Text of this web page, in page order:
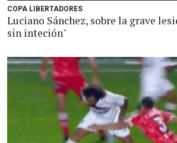
COPA LIBERTADORES
Luciano Sánchez, sobre la grave
sin inteción"